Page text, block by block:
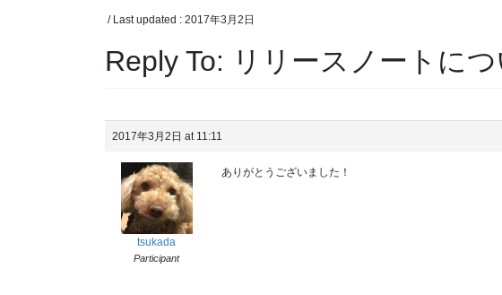
/ Last updated : 2017年3月2日
Reply To: リリースノートにつ
2017年3月2日 at 11:11
tsukada
Participant
ありがとうございました！